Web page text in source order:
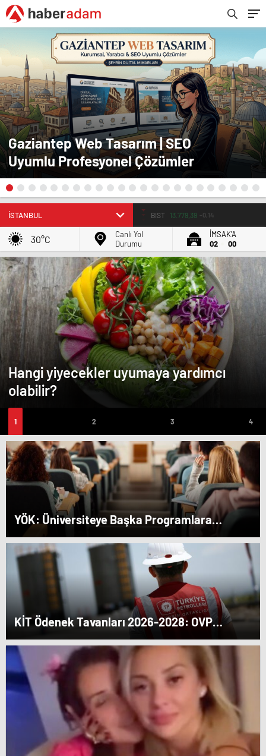
Gaziantep Web Tasarım | SEO
Uyumlu Profesyonel Çözümler
BIST 13.779,39 -0,14
30°C
Canlı Yol
Durumu
İMSAK'A
02
00
Hangi yiyecekler uyumaya yardımcı
olabilir?
YÖK: Üniversiteye Başka Programlara
Yerleşim ve Silme İşlemleri Ayrıntılı Analiz
Edildi
KİT Ödenek Tavanları 2026-2028: OVP
Kapsamında Dağılım ve Kilit Ücretler